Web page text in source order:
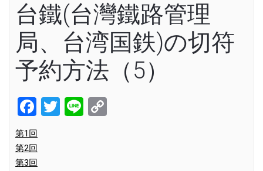
台鐵(台灣鐵路管理
局、台湾国鉄)の切符
予約方法（5）
Facebook
Twitter
Line
第1回
第2回
第3回